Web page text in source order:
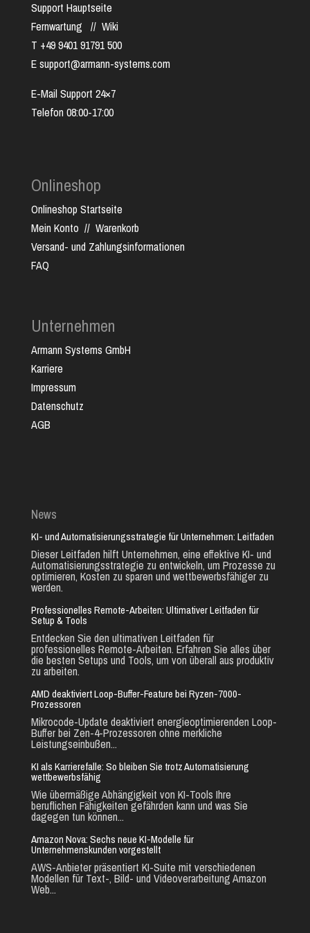
Support Hauptseite
Fernwartung // Wiki
T +49 9401 91791 500
E support@armann-systems.com
E-Mail Support 24×7
Telefon 08:00-17:00
Onlineshop
Onlineshop Startseite
Mein Konto // Warenkorb
Versand- und Zahlungsinformationen
FAQ
Unternehmen
Armann Systems GmbH
Karriere
Impressum
Datenschutz
AGB
News
KI- und Automatisierungsstrategie für Unternehmen: Leitfaden
Dieser Leitfaden hilft Unternehmen, eine effektive KI- und
Automatisierungsstrategie zu entwickeln, um Prozesse zu
optimieren, Kosten zu sparen und wettbewerbsfähiger zu
werden.
Professionelles Remote-Arbeiten: Ultimativer Leitfaden für
Setup & Tools
Entdecken Sie den ultimativen Leitfaden für
professionelles Remote-Arbeiten. Erfahren Sie alles über
die besten Setups und Tools, um von überall aus produktiv
zu arbeiten.
AMD deaktiviert Loop-Buffer-Feature bei Ryzen-7000-
Prozessoren
Mikrocode-Update deaktiviert energieoptimierenden Loop-
Buffer bei Zen-4-Prozessoren ohne merkliche
Leistungseinbußen...
KI als Karrierefalle: So bleiben Sie trotz Automatisierung
wettbewerbsfähig
Wie übermäßige Abhängigkeit von KI-Tools Ihre
beruflichen Fähigkeiten gefährden kann und was Sie
dagegen tun können...
Amazon Nova: Sechs neue KI-Modelle für
Unternehmenskunden vorgestellt
AWS-Anbieter präsentiert KI-Suite mit verschiedenen
Modellen für Text-, Bild- und Videoverarbeitung Amazon
Web...